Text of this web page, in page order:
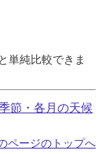
単純比較できま
節・各月の天候
ページのトップへ